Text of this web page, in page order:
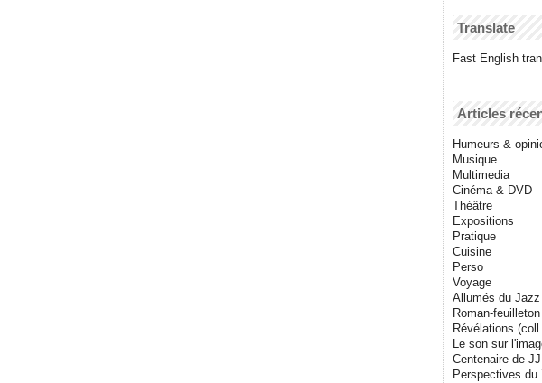
Translate
Fast English
Articles
Humeurs &
Musique
Multimedia
Cinéma & DVD
Théâtre
Expositions
Pratique
Cuisine
Perso
Voyage
Allumés du Jazz
Roman-feuilleton
Révélations
Le son sur
Centenaire de
Perspectives